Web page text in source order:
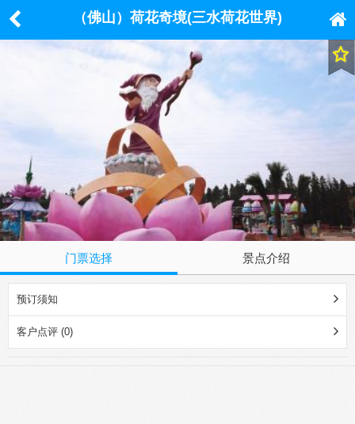
（佛山）荷花奇境(三水荷花世界)
门票选择 景点介绍
预订须知
客户点评 (0)